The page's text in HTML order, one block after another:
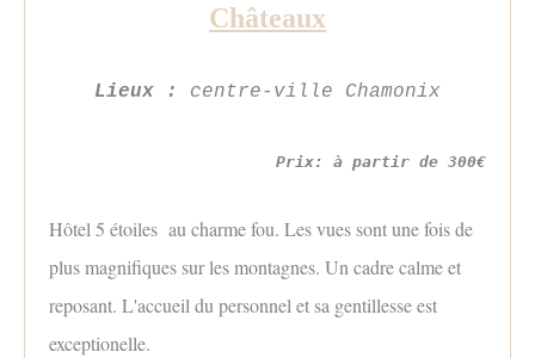
Châteaux
Lieux : centre-ville Chamonix
Prix: à partir de 300€
Hôtel 5 étoiles au charme fou. Les vues sont une fois de
plus magnifiques sur les montagnes. Un cadre calme et
reposant. L'accueil du personnel et sa gentillesse est
exceptionelle.